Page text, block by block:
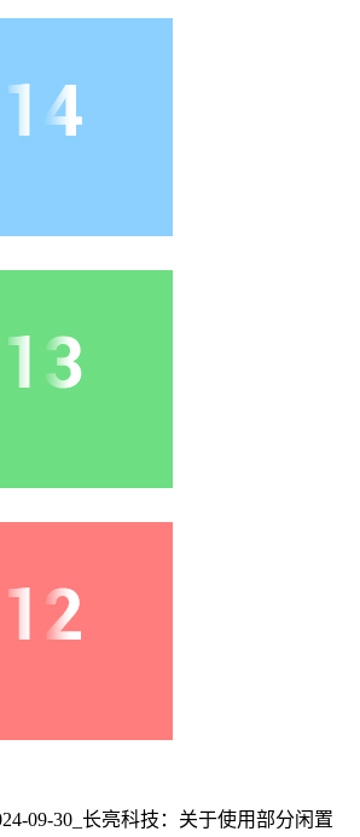
09-30_长亮科技：关于使用部分闲置